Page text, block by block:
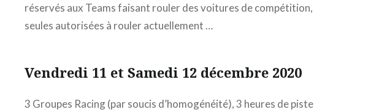
réservés aux Teams faisant rouler des voitures de compétition,
seules autorisées à rouler actuellement …
Vendredi 11 et Samedi 12 décembre 2020
3 Groupes Racing (par soucis d’homogénéité), 3 heures de piste